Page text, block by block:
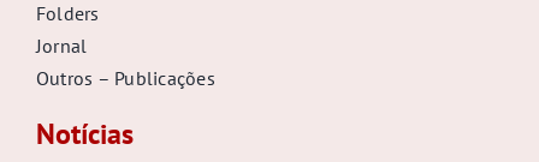
Folders
Jornal
Outros – Publicações
Notícias